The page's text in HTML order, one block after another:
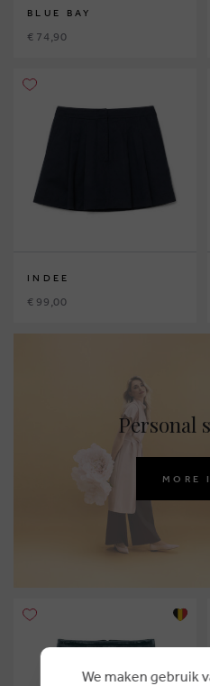
BLUE BAY
€ 74,90
INDEE
€ 99,00
Personal
MORE
We maken gebruik